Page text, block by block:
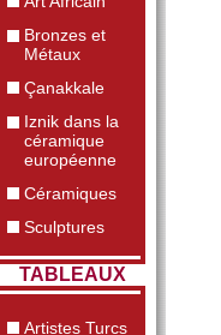
Bronzes et
Métaux
Çanakkale
Iznik dans la
céramique
européenne
Céramiques
Sculptures
TABLEAUX
Artistes Turcs